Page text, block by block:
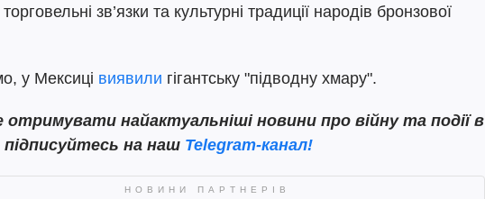
зв’язки та культурні традиції народів бронзової
у Мексиці виявили гігантську "підводну хмару".
найактуальніші новини про війну та події в
підписуйтесь на наш Telegram-канал!